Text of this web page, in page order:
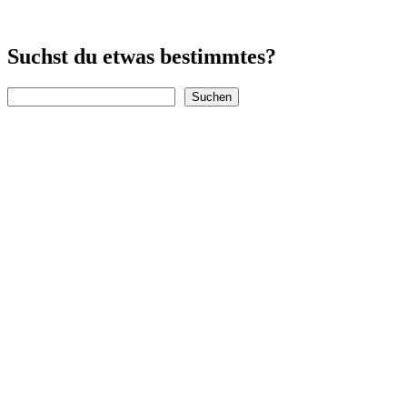
Suchst du etwas bestimmtes?
Suchen